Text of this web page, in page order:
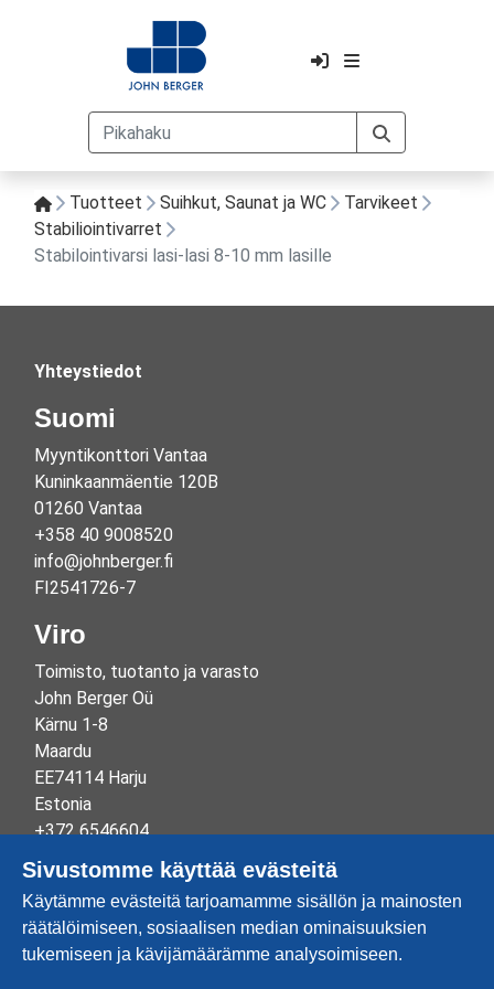
Tuotteet Suihkut, Saunat ja WC
Tarvikeet
Stabiliointivarret
Stabilointivarsi lasi-lasi 8-10 mm lasille
Yhteystiedot
Suomi
Myyntikonttori Vantaa
Kuninkaanmäentie 120B
01260 Vantaa
+358 40 9008520
info@johnberger.fi
FI2541726-7
Viro
Toimisto, tuotanto ja varasto
John Berger Oü
Kärnu 1-8
Maardu
EE74114 Harju
Estonia
+372 6546604
info@johnberger.ee
Reg.nr 10265834
EE100332513
Sivustomme käyttää evästeitä
Käytämme evästeitä tarjoamamme sisällön ja mainosten
räätälöimiseen, sosiaalisen median ominaisuuksien
tukemiseen ja kävijämäärämme analysoimiseen.